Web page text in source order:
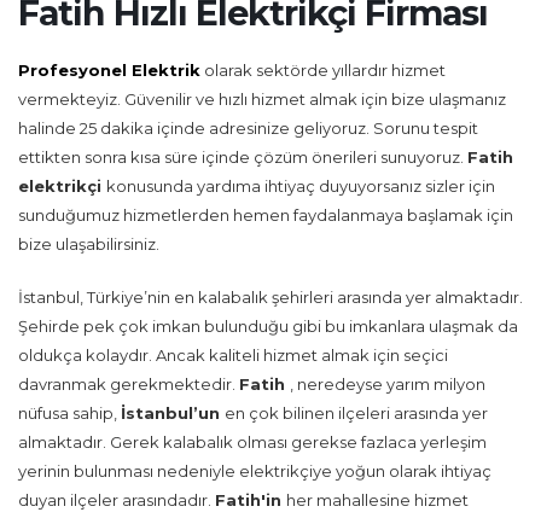
Fatih Hızlı Elektrikçi Firması
Profesyonel Elektrik olarak sektörde yıllardır hizmet
vermekteyiz. Güvenilir ve hızlı hizmet almak için bize ulaşmanız
halinde 25 dakika içinde adresinize geliyoruz. Sorunu tespit
ettikten sonra kısa süre içinde çözüm önerileri sunuyoruz. Fatih
elektrikçi konusunda yardıma ihtiyaç duyuyorsanız sizler için
sunduğumuz hizmetlerden hemen faydalanmaya başlamak için
bize ulaşabilirsiniz.
İstanbul, Türkiye’nin en kalabalık şehirleri arasında yer almaktadır.
Şehirde pek çok imkan bulunduğu gibi bu imkanlara ulaşmak da
oldukça kolaydır. Ancak kaliteli hizmet almak için seçici
davranmak gerekmektedir. Fatih
, neredeyse yarım milyon
nüfusa sahip, İstanbul’un en çok bilinen ilçeleri arasında yer
almaktadır. Gerek kalabalık olması gerekse fazlaca yerleşim
yerinin bulunması nedeniyle elektrikçiye yoğun olarak ihtiyaç
duyan ilçeler arasındadır. Fatih'in her mahallesine hizmet